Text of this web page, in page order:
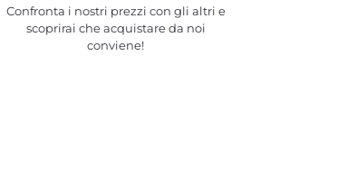
Confronta i nostri prezzi con gli altri e
scoprirai che acquistare da noi
conviene!